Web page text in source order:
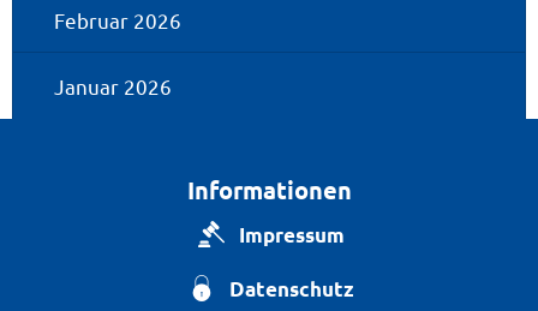
Februar 2026
Januar 2026
Informationen
Impressum
Datenschutz